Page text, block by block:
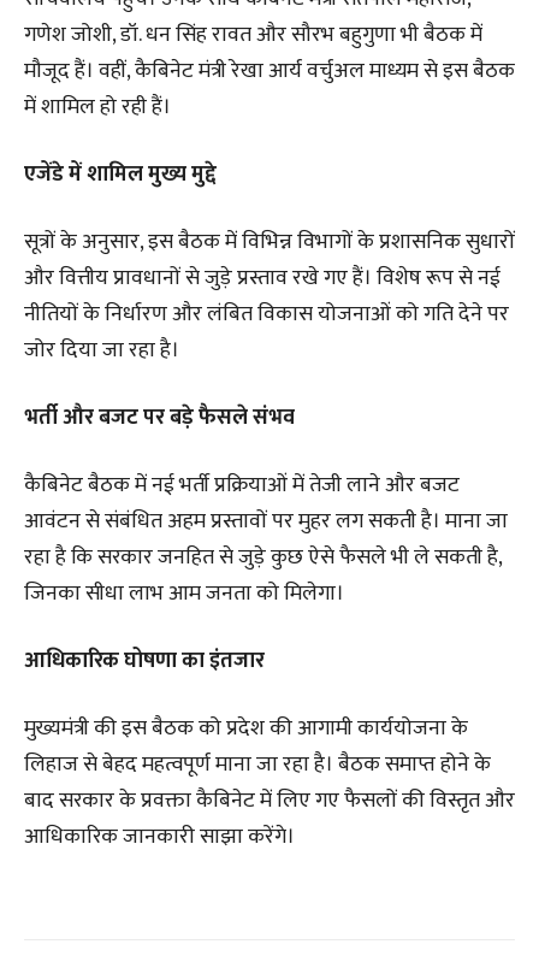
गणेश जोशी, डॉ. धन सिंह रावत और सौरभ बहुगुणा भी बैठक में
मौजूद हैं। वहीं, कैबिनेट मंत्री रेखा आर्य वर्चुअल माध्यम से इस बैठक
में शामिल हो रही हैं।
एजेंडे में शामिल मुख्य मुद्दे
सूत्रों के अनुसार, इस बैठक में विभिन्न विभागों के प्रशासनिक सुधारों
और वित्तीय प्रावधानों से जुड़े प्रस्ताव रखे गए हैं। विशेष रूप से नई
नीतियों के निर्धारण और लंबित विकास योजनाओं को गति देने पर
जोर दिया जा रहा है।
भर्ती और बजट पर बड़े फैसले संभव
कैबिनेट बैठक में नई भर्ती प्रक्रियाओं में तेजी लाने और बजट
आवंटन से संबंधित अहम प्रस्तावों पर मुहर लग सकती है। माना जा
रहा है कि सरकार जनहित से जुड़े कुछ ऐसे फैसले भी ले सकती है,
जिनका सीधा लाभ आम जनता को मिलेगा।
आधिकारिक घोषणा का इंतजार
मुख्यमंत्री की इस बैठक को प्रदेश की आगामी कार्ययोजना के
लिहाज से बेहद महत्वपूर्ण माना जा रहा है। बैठक समाप्त होने के
बाद सरकार के प्रवक्ता कैबिनेट में लिए गए फैसलों की विस्तृत और
आधिकारिक जानकारी साझा करेंगे।